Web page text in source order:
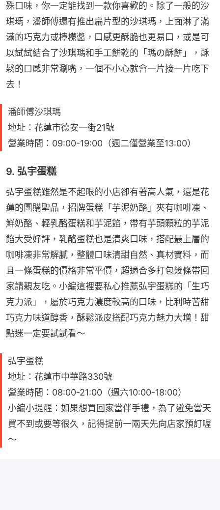
殊口味，你一定能找到一款你喜歡的。除了一般的沙
琪瑪，潘師傅還有推出扁片型的沙琪瑪，上面淋了滿
滿的巧克力或檸檬醬，口感更酥脆也更易口，或是可
以試試結合了沙琪瑪和手工餅乾的「瑪の酥餅」，酥
鬆的口感非常涮嘴，一個不小心就會一片接一片吃下
去！
潘師傅沙琪瑪
地址：花蓮市德安一街21號
營業時間：09:00-19:00（週二僅營業至13:00）
9. 弘宇蛋糕
弘宇蛋糕雖然是不起眼的小店卻有著高人氣，還是花
蓮的團購聖品，招牌蛋糕「芋泥奶酪」夾有咖啡凍、
鮮奶酪、輕乳酪蛋糕和芋泥餡，帶有芋頭顆粒的芋泥
餡大受好評，乳酪蛋糕也是清爽口味，搭配最上層的
咖啡凍非常解膩，整體口味清甜自然、真材實料，而
且一條蛋糕的價格非常平價，超適合多打包幾條帶回
家請親友吃。小編這裡要私心推薦弘宇蛋糕的「生巧
克力派」，屬於巧克力濃度較高的口味，比利時苦甜
巧克力味道醇香，酥鬆派皮搭配巧克力魅力大增！甜
點迷一定要試試看～
弘宇蛋糕
地址：花蓮市中華路330號
營業時間：08:00-21:00（週六10:00-18:00）
小編小提醒：如果想買回家當伴手禮，為了避免當天
買不到或要等很久，記得提前一兩天先向店家預訂喔
～